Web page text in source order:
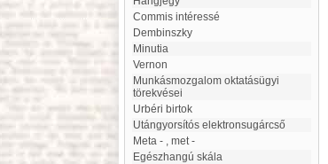
Commis intéressé
Dembinszky
Minutia
Vernon
Munkásmozgalom oktatásügyi
törekvései
Urbéri birtok
utángyorsítós elektronsugárcső
meta - , met -
egészhangú skála